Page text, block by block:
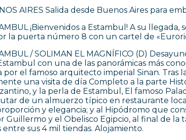
AIRES Salida desde Buenos Aires para
¡Bienvenidos a Estambul! A su
la puerta número 8 con un cartel de
/ SOLIMAN EL MAGNÍFICO (D)
con una de las panorámicas más
por el famoso arquitecto imperial Sinan. Tras
una visita de día Completo a la parte
y la perla de Estambul, El famoso
de un almuerzo típico en restaurante
y elegancia; y al Hipódromo que
Guillermo y el Obelisco Egipcio, al final de
sus 4 mil tiendas. Alojamiento.